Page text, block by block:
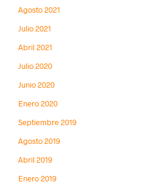
Agosto 2021
Julio 2021
Abril 2021
Julio 2020
Junio 2020
Enero 2020
Septiembre 2019
Agosto 2019
Abril 2019
Enero 2019